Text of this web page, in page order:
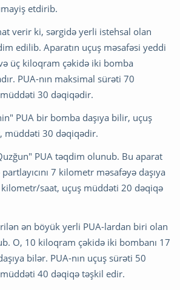
etdirib.
verir ki, sərgidə yerli istehsal olan
edilib. Aparatın uçuş məsafəsi yeddi
üç kiloqram çəkidə iki bomba
PUA-nın maksimal sürəti 70
30 dəqiqədir.
PUA bir bomba daşıya bilir, uçuş
müddəti 30 dəqiqədir.
PUA təqdim olunub. Bu aparat
7 kilometr məsafəyə daşıya
saat, uçuş müddəti 20 dəqiqə
ən böyük yerli PUA-lardan biri olan
O, 10 kiloqram çəkidə iki bombanı 17
bilər. PUA-nın uçuş sürəti 50
40 dəqiqə təşkil edir.